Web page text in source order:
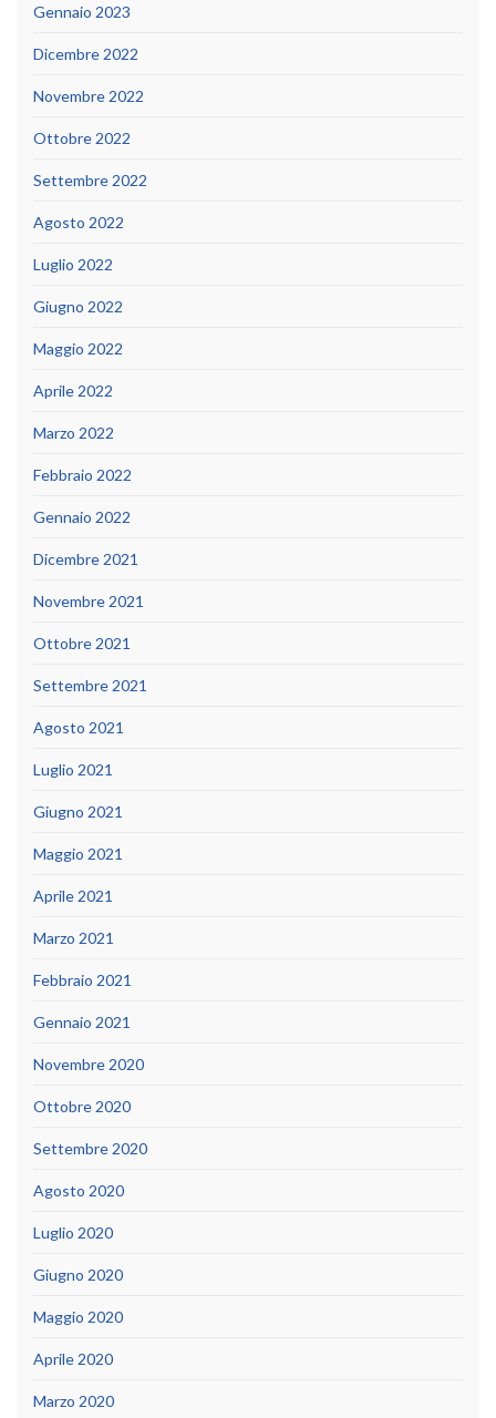
Gennaio 2023
Dicembre 2022
Novembre 2022
Ottobre 2022
Settembre 2022
Agosto 2022
Luglio 2022
Giugno 2022
Maggio 2022
Aprile 2022
Marzo 2022
Febbraio 2022
Gennaio 2022
Dicembre 2021
Novembre 2021
Ottobre 2021
Settembre 2021
Agosto 2021
Luglio 2021
Giugno 2021
Maggio 2021
Aprile 2021
Marzo 2021
Febbraio 2021
Gennaio 2021
Novembre 2020
Ottobre 2020
Settembre 2020
Agosto 2020
Luglio 2020
Giugno 2020
Maggio 2020
Aprile 2020
Marzo 2020